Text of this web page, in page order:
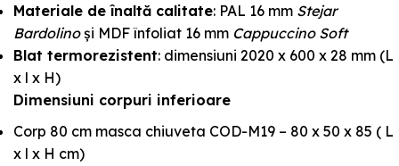
Materiale de înaltă calitate: PAL 16 mm Stejar
Bardolinoși MDF înfoliat 16 mm Cappuccino Soft
Blat termorezistent: dimensiuni 2020 x 600 x 28 mm (L
x l x H)
Dimensiuni corpuri inferioare
Corp 80 cm masca chiuveta COD-M19 – 80 x 50 x 85 ( L
x l x H cm)